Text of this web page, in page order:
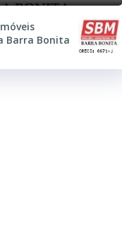
Barra Bonita